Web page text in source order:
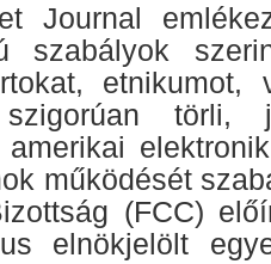
Journal
szabályok
etnikumot,
szigorúan
működését
(FCC)
elnökjelölt